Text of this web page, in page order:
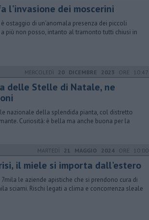
l'invasione dei moscerini
ostaggio di un'anomala presenza dei piccoli
più non posso, intanto al tramonto tutti chiusi in
MERCOLEDÌ 20 DICEMBRE 2023 ORE 10:47
delle Stelle di Natale, ne
nazionale della splendida pianta, col distretto
Curiosità: è bella ma anche buona per la
MARTEDÌ 21 MAGGIO 2024 ORE 10:00
il miele si importa dall'estero
le aziende apistiche che si prendono cura di
sciami. Rischi legati a clima e concorrenza sleale